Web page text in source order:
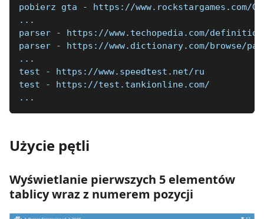
pobierz gta - https://www.rockstargames.com/
...
parser - https://www.techopedia.com/
parser - https://www.dictionary.com/browse/
...
test - https://www.speedtest.net/ru
test - https://test.tankionline.com/
...
Użycie pętli
Wyświetlanie pierwszych 5 elementów
tablicy wraz z numerem pozycji